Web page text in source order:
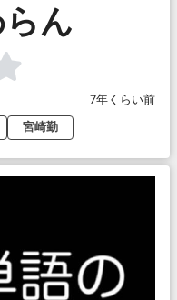
ん
7年くらい前
宮崎勤